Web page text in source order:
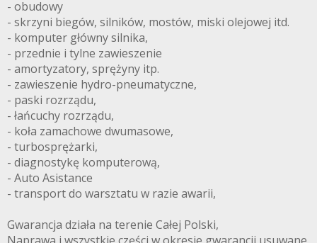
- obudowy
- skrzyni biegów, silników, mostów, miski olejowej itd.
- komputer główny silnika,
- przednie i tylne zawieszenie
- amortyzatory, sprężyny itp.
- zawieszenie hydro-pneumatyczne,
- paski rozrządu,
- łańcuchy rozrządu,
- koła zamachowe dwumasowe,
- turbosprężarki,
- diagnostykę komputerową,
- Auto Asistance
- transport do warsztatu w razie awarii,
Gwarancja działa na terenie Całej Polski,
Naprawa i wszystkie części w okresie gwarancji usuwane